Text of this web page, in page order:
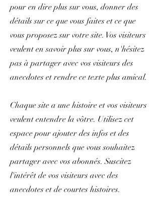
pour en dire plus sur vous, donner des
détails sur ce que vous faites et ce que
vous proposez sur votre site. Vos visiteurs
veulent en savoir plus sur vous, n'hésitez
pas à partager avec vos visiteurs des
anecdotes et rendre ce texte plus amical.
Chaque site a une histoire et vos visiteurs
veulent entendre la vôtre. Utilisez cet
espace pour ajouter des infos et des
détails personnels que vous souhaitez
partager avec vos abonnés. Suscitez
l'intérêt de vos visiteurs avec des
anecdotes et de courtes histoires. ​